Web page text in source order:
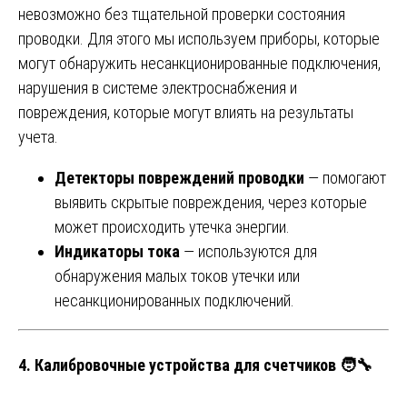
невозможно без тщательной проверки состояния
проводки. Для этого мы используем приборы, которые
могут обнаружить несанкционированные подключения,
нарушения в системе электроснабжения и
повреждения, которые могут влиять на результаты
учета.
Детекторы повреждений проводки — помогают
выявить скрытые повреждения, через которые
может происходить утечка энергии.
Индикаторы тока — используются для
обнаружения малых токов утечки или
несанкционированных подключений.
4. Калибровочные устройства для счетчиков 🧑‍🔧